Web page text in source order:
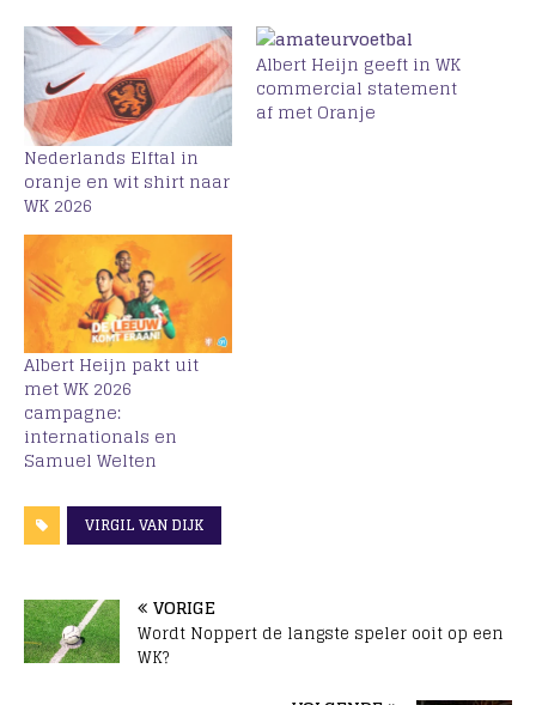
Nederlands Elftal in
oranje en wit shirt naar
WK 2026
Albert Heijn geeft in WK
commercial statement
af met Oranje
Albert Heijn pakt uit
met WK 2026
campagne:
internationals en
Samuel Welten
VIRGIL VAN DIJK
VORIGE
Wordt Noppert de langste speler ooit op een
WK?